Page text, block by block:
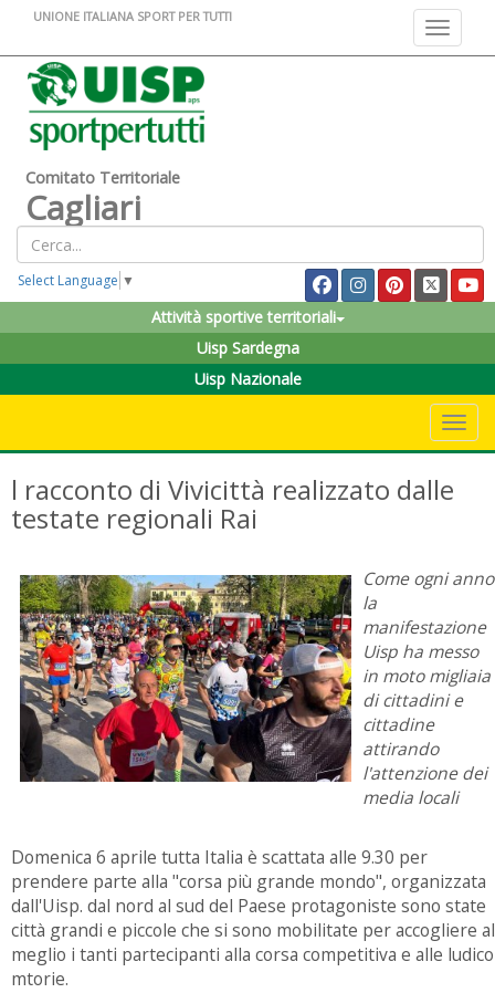
Toggle
UNIONE ITALIANA SPORT PER TUTTI
Comitato Territoriale
Cagliari
Select Language ▼
Attività sportive territoriali
Uisp Sardegna
Uisp Nazionale
l racconto di Vivicittà realizzato dalle
testate regionali Rai
Come ogni anno
la
manifestazione
Uisp ha messo
in moto migliaia
di cittadini e
cittadine
attirando
l'attenzione dei
media locali
Domenica 6 aprile tutta Italia è scattata alle 9.30 per
prendere parte alla "corsa più grande mondo", organizzata
dall'Uisp. dal nord al sud del Paese protagoniste sono state
città grandi e piccole che si sono mobilitate per accogliere al
meglio i tanti partecipanti alla corsa competitiva e alle ludico
mtorie.